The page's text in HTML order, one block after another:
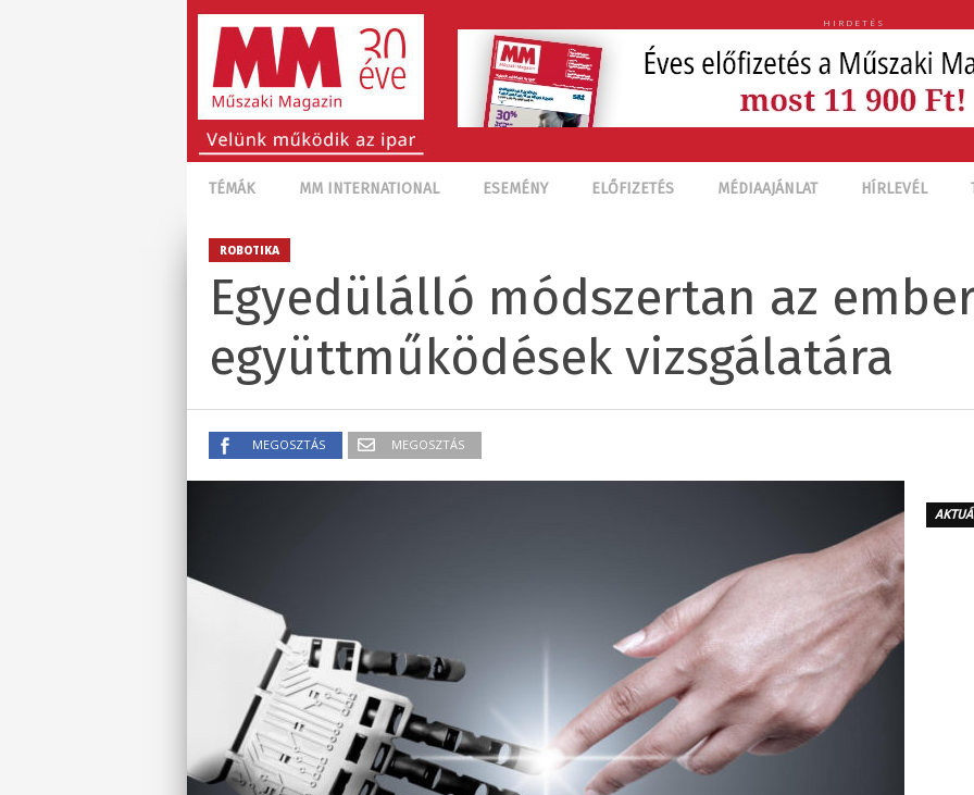
HIRDETÉS
TÉMÁK MM INTERNATIONAL ESEMÉNY ELŐFIZETÉS MÉDIAAJÁNLAT HÍRLEVÉL
ROBOTIKA
Egyedülálló módszertan az
együttműködések vizsgálatára
MEGOSZTÁS MEGOSZTÁS